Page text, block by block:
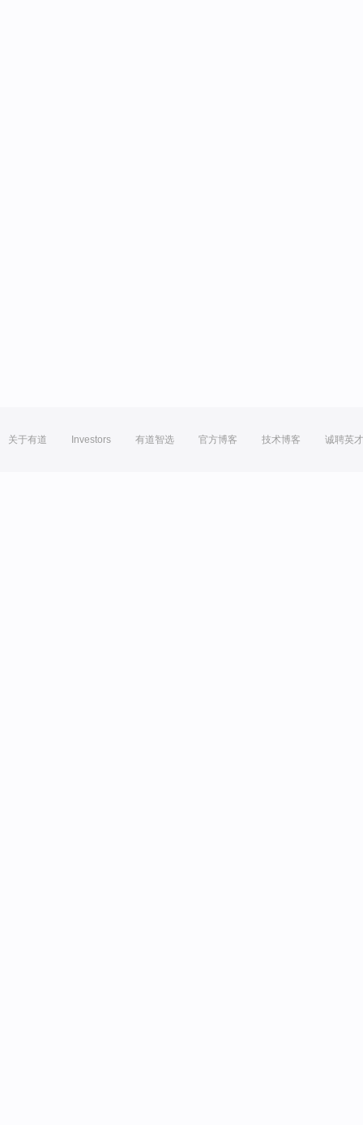
关于有道 Investors 有道智选 官方博客 技术博客 诚聘英才